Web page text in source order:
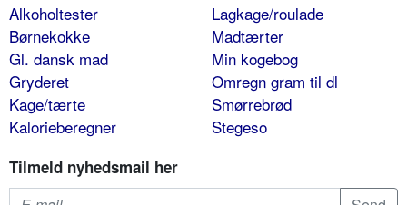
Alkoholtester
Børnekokke
Gl. dansk mad
Gryderet
Kage/tærte
Kalorieberegner
Lagkage/roulade
Madtærter
Min kogebog
Omregn gram til dl
Smørrebrød
Stegeso
Tilmeld nyhedsmail her